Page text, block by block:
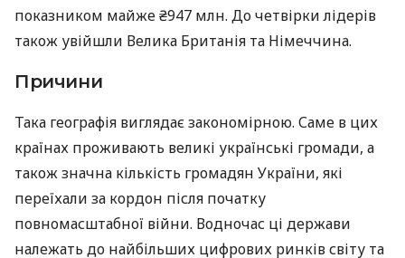
показником майже ₴947 млн. До четвірки лідерів
також увійшли Велика Британія та Німеччина.
Причини
Така географія виглядає закономірною. Саме в цих
країнах проживають великі українські громади, а
також значна кількість громадян України, які
переїхали за кордон після початку
повномасштабної війни. Водночас ці держави
належать до найбільших цифрових ринків світу та